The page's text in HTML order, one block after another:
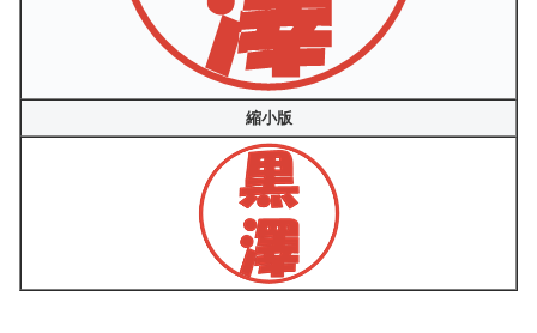
縮小版